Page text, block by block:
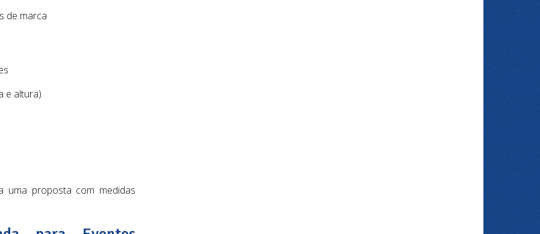
de marca
e altura)
uma proposta com medidas